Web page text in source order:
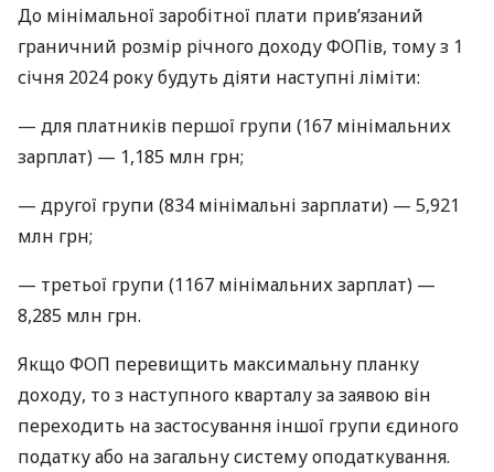
До мінімальної заробітної плати прив’язаний
граничний розмір річного доходу ФОПів, тому з 1
січня 2024 року будуть діяти наступні ліміти:
— для платників першої групи (167 мінімальних
зарплат) — 1,185 млн грн;
— другої групи (834 мінімальні зарплати) — 5,921
млн грн;
— третьої групи (1167 мінімальних зарплат) —
8,285 млн грн.
Якщо ФОП перевищить максимальну планку
доходу, то з наступного кварталу за заявою він
переходить на застосування іншої групи єдиного
податку або на загальну систему оподаткування.